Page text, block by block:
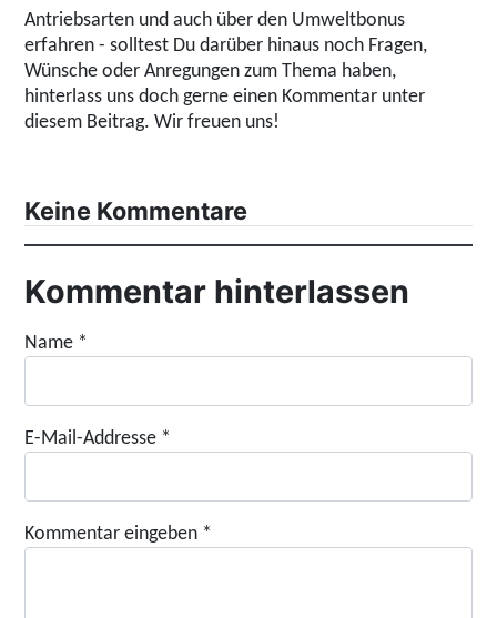
Antriebsarten und auch über den Umweltbonus
erfahren - solltest Du darüber hinaus noch Fragen,
Wünsche oder Anregungen zum Thema haben,
hinterlass uns doch gerne einen Kommentar unter
diesem Beitrag. Wir freuen uns!
Keine Kommentare
Kommentar hinterlassen
Name *
E-Mail-Addresse *
Kommentar eingeben *